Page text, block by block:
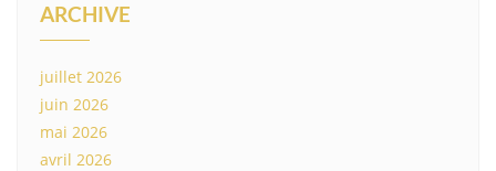
ARCHIVE
juillet 2026
juin 2026
mai 2026
avril 2026